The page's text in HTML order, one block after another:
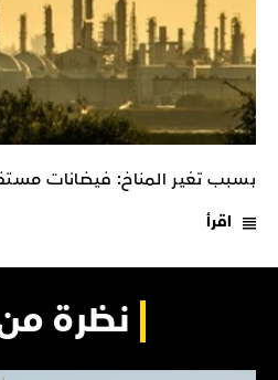
بسبب تغير المناخ: فيضانات
اقرأ
نظرة